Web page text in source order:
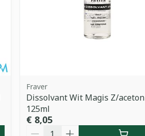
Fraver
Dissolvant Wit Magis Z/aceton
125ml
€ 8,05
Aantal